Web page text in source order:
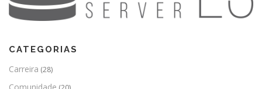
CATEGORIAS
Carreira (28)
Comunidade